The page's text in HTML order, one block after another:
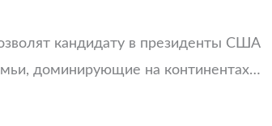
кандидату в президенты США
доминирующие на континентах…